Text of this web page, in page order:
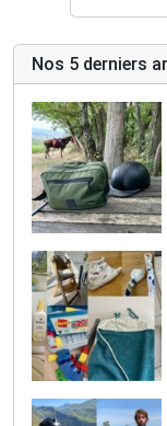
Nos 5 derniers